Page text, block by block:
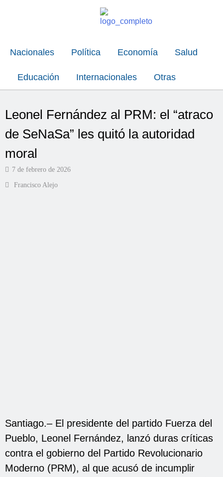
Nacionales Política Economía Salud
Educación Internacionales Otras
Leonel Fernández al PRM: el “atraco
de SeNaSa” les quitó la autoridad
moral
7 de febrero de 2026
Francisco Alejo
Santiago.– El presidente del partido Fuerza del
Pueblo, Leonel Fernández, lanzó duras críticas
contra el gobierno del Partido Revolucionario
Moderno (PRM), al que acusó de incumplir